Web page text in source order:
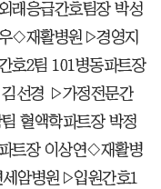
래응급간호팀장 박성
◇재활병원▷경영지
호2팀 101병동파트장
선경 ▷가정전문간
혈액학파트장 박정
트장 이상연◇재활병
암병원▷입원간호1